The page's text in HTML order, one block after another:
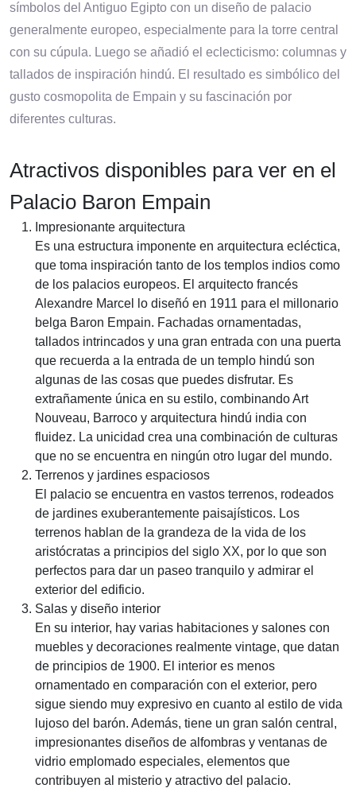
símbolos del Antiguo Egipto con un diseño de palacio
generalmente europeo, especialmente para la torre central
con su cúpula. Luego se añadió el eclecticismo: columnas y
tallados de inspiración hindú. El resultado es simbólico del
gusto cosmopolita de Empain y su fascinación por
diferentes culturas.
Atractivos disponibles para ver en el
Palacio Baron Empain
Impresionante arquitectura
Es una estructura imponente en arquitectura ecléctica,
que toma inspiración tanto de los templos indios como
de los palacios europeos. El arquitecto francés
Alexandre Marcel lo diseñó en 1911 para el millonario
belga Baron Empain. Fachadas ornamentadas,
tallados intrincados y una gran entrada con una puerta
que recuerda a la entrada de un templo hindú son
algunas de las cosas que puedes disfrutar. Es
extrañamente única en su estilo, combinando Art
Nouveau, Barroco y arquitectura hindú india con
fluidez. La unicidad crea una combinación de culturas
que no se encuentra en ningún otro lugar del mundo.
Terrenos y jardines espaciosos
El palacio se encuentra en vastos terrenos, rodeados
de jardines exuberantemente paisajísticos. Los
terrenos hablan de la grandeza de la vida de los
aristócratas a principios del siglo XX, por lo que son
perfectos para dar un paseo tranquilo y admirar el
exterior del edificio.
Salas y diseño interior
En su interior, hay varias habitaciones y salones con
muebles y decoraciones realmente vintage, que datan
de principios de 1900. El interior es menos
ornamentado en comparación con el exterior, pero
sigue siendo muy expresivo en cuanto al estilo de vida
lujoso del barón. Además, tiene un gran salón central,
impresionantes diseños de alfombras y ventanas de
vidrio emplomado especiales, elementos que
contribuyen al misterio y atractivo del palacio.